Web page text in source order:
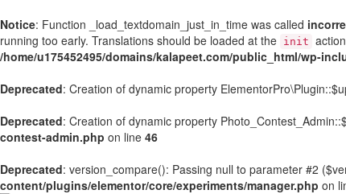
Notice: Function _load_textdomain_just_in_time was called
running too early. Translations should be loaded at the init
/home/u175452495/domains/kalapeet.com/public_html/wp-
Deprecated: Creation of dynamic property
Deprecated: Creation of dynamic property
contest-admin.php on line 46
Deprecated: version_compare(): Passing null to parameter #2
content/plugins/elementor/core/experiments/manager.php on